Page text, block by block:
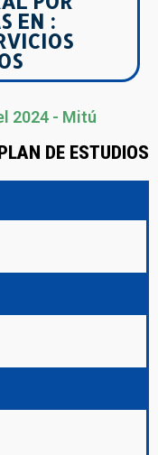
EN :
2024 - Mitú
DE ESTUDIOS